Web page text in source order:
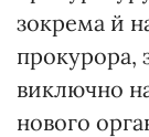
зокрема й
прокурора,
виключно
нового